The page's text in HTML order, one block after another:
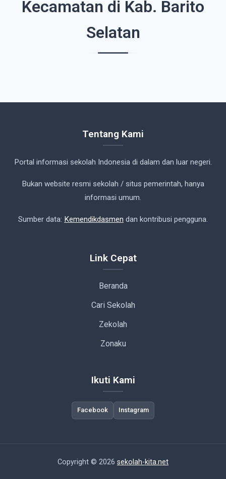
Kecamatan di Kab. Barito
Selatan
Tentang Kami
Portal informasi sekolah Indonesia di dalam dan luar negeri.
Bukan website resmi sekolah / situs pemerintah, hanya
informasi umum.
Sumber data: Kemendikdasmen dan kontribusi pengguna.
Link Cepat
Beranda
Cari Sekolah
Zekolah
Zonaku
Ikuti Kami
Facebook Instagram
Copyright © 2026 sekolah-kita.net